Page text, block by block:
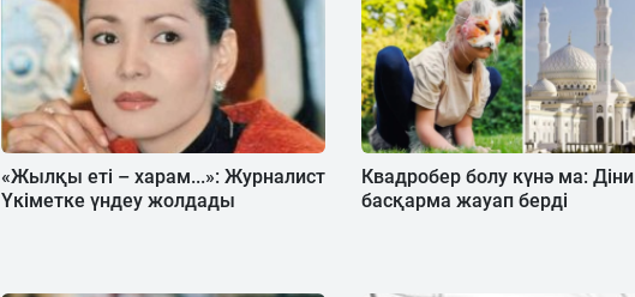
«Жылқы еті – харам...»: Журналист
Үкіметке үндеу жолдады
Квадробер болу күнә ма: Діни
басқарма жауап берді